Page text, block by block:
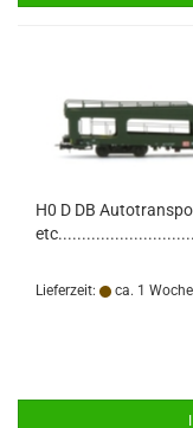
H0 D DB
Lieferzeit: ca. 1 Woche